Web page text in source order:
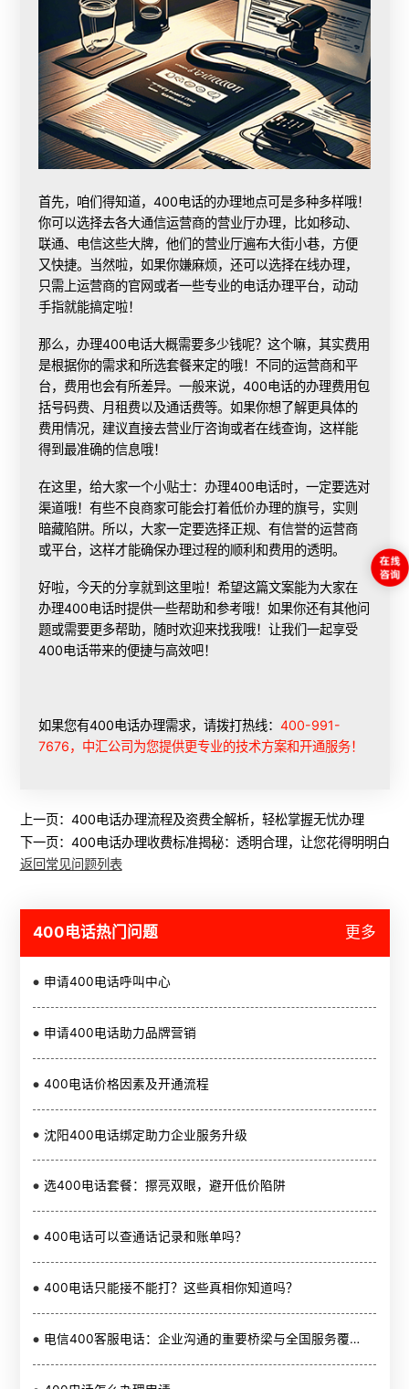
首先，咱们得知道，400电话的办理地点可是多种多样哦！
你可以选择去各大通信运营商的营业厅办理，比如移动、
联通、电信这些大牌，他们的营业厅遍布大街小巷，方便
又快捷。当然啦，如果你嫌麻烦，还可以选择在线办理，
只需上运营商的官网或者一些专业的电话办理平台，动动
手指就能搞定啦！
那么，办理400电话大概需要多少钱呢？这个嘛，其实费用
是根据你的需求和所选套餐来定的哦！不同的运营商和平
台，费用也会有所差异。一般来说，400电话的办理费用包
括号码费、月租费以及通话费等。如果你想了解更具体的
费用情况，建议直接去营业厅咨询或者在线查询，这样能
得到最准确的信息哦！
在这里，给大家一个小贴士：办理400电话时，一定要选对
渠道哦！有些不良商家可能会打着低价办理的旗号，实则
暗藏陷阱。所以，大家一定要选择正规、有信誉的运营商
或平台，这样才能确保办理过程的顺利和费用的透明。
好啦，今天的分享就到这里啦！希望这篇文案能为大家在
办理400电话时提供一些帮助和参考哦！如果你还有其他问
题或需要更多帮助，随时欢迎来找我哦！让我们一起享受
400电话带来的便捷与高效吧！
如果您有400电话办理需求，请拨打热线：400-991-
7676，中汇公司为您提供更专业的技术方案和开通服务！
上一页： 400电话办理流程及资费全解析，轻松掌握无忧办理
下一页： 400电话办理收费标准揭秘：透明合理，让您花得明明白白
返回常见问题列表
400电话热门问题 更多
申请400电话呼叫中心
申请400电话助力品牌营销
400电话价格因素及开通流程
沈阳400电话绑定助力企业服务升级
选400电话套餐：擦亮双眼，避开低价陷阱
400电话可以查通话记录和账单吗？
400电话只能接不能打？这些真相你知道吗？
电信400客服电话：企业沟通的重要桥梁与全国服务覆盖的关键工具